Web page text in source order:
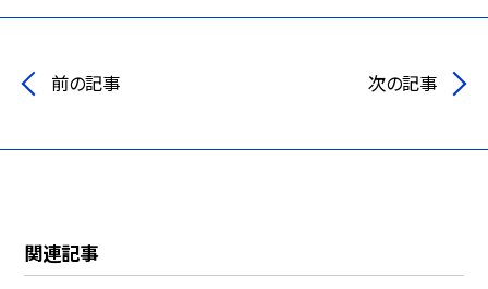
前の記事 次の記事
関連記事